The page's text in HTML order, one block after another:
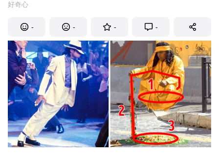
好奇心
- - - -